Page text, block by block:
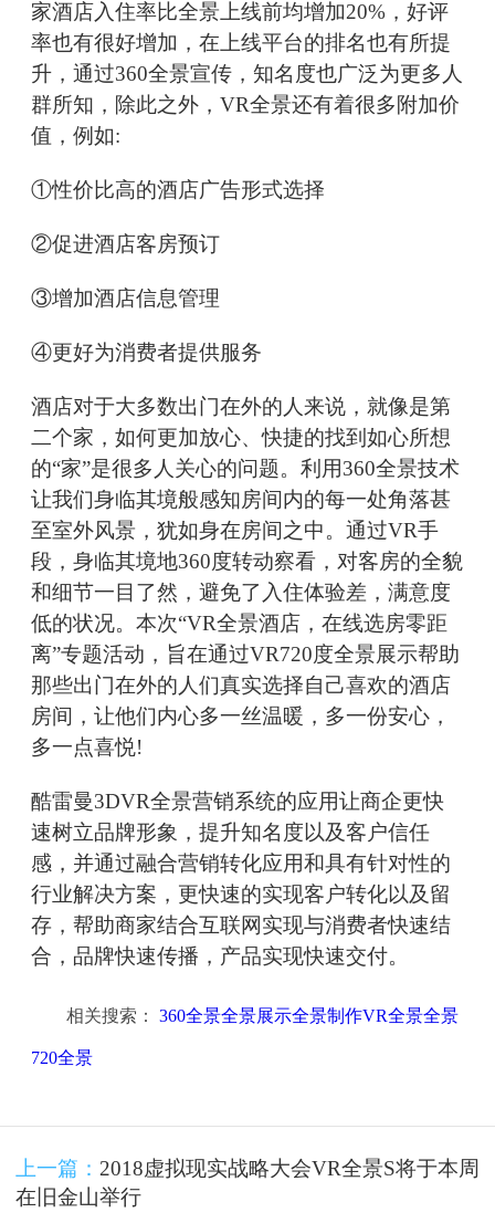
家酒店入住率比全景上线前均增加20%，好评
率也有很好增加，在上线平台的排名也有所提
升，通过360全景宣传，知名度也广泛为更多人
群所知，除此之外，VR全景还有着很多附加价
值，例如:
①性价比高的酒店广告形式选择
②促进酒店客房预订
③增加酒店信息管理
④更好为消费者提供服务
酒店对于大多数出门在外的人来说，就像是第
二个家，如何更加放心、快捷的找到如心所想
的“家”是很多人关心的问题。利用360全景技术
让我们身临其境般感知房间内的每一处角落甚
至室外风景，犹如身在房间之中。通过VR手
段，身临其境地360度转动察看，对客房的全貌
和细节一目了然，避免了入住体验差，满意度
低的状况。本次“VR全景酒店，在线选房零距
离”专题活动，旨在通过VR720度全景展示帮助
那些出门在外的人们真实选择自己喜欢的酒店
房间，让他们内心多一丝温暖，多一份安心，
多一点喜悦!
酷雷曼3DVR全景营销系统的应用让商企更快
速树立品牌形象，提升知名度以及客户信任
感，并通过融合营销转化应用和具有针对性的
行业解决方案，更快速的实现客户转化以及留
存，帮助商家结合互联网实现与消费者快速结
合，品牌快速传播，产品实现快速交付。
相关搜索： 360全景全景展示全景制作VR全景全景
720全景
上一篇： 2018虚拟现实战略大会VR全景S将于本周
在旧金山举行